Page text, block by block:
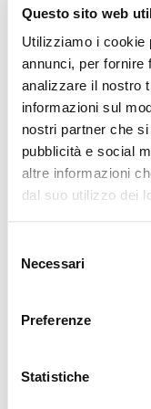
Questo sito web
Utilizziamo i cookie
annunci, per fornire
analizzare il nostro
informazioni sul
nostri partner che
pubblicità e social
altre informazioni
dal suo utilizzo dei
delNecessari
Preferenze
Statistiche
2002 con 10.365
garantire
sua struttura
prestazioni
produttività
riciclaggio,
Brand:
Tipo di
Anno:2002
ID: 589